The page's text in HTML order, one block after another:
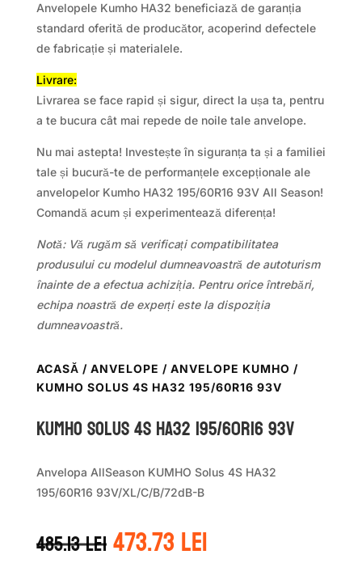
Anvelopele Kumho HA32 beneficiază de garanția
standard oferită de producător, acoperind defectele
de fabricație și materialele.
Livrare:
Livrarea se face rapid și sigur, direct la ușa ta, pentru
a te bucura cât mai repede de noile tale anvelope.
Nu mai astepta! Investește în siguranța ta și a familiei
tale și bucură-te de performanțele excepționale ale
anvelopelor Kumho HA32 195/60R16 93V All Season!
Comandă acum și experimentează diferența!
Notă: Vă rugăm să verificați compatibilitatea
produsului cu modelul dumneavoastră de autoturism
înainte de a efectua achiziția. Pentru orice întrebări,
echipa noastră de experți este la dispoziția
dumneavoastră.
ACASĂ / ANVELOPE / ANVELOPE KUMHO /
KUMHO SOLUS 4S HA32 195/60R16 93V
Kumho SOLUS 4S HA32 195/60R16 93V
Anvelopa AllSeason KUMHO Solus 4S HA32
195/60R16 93V/XL/C/B/72dB-B
485.13leiPrețul
inițial
473.73leiPrețul
curent